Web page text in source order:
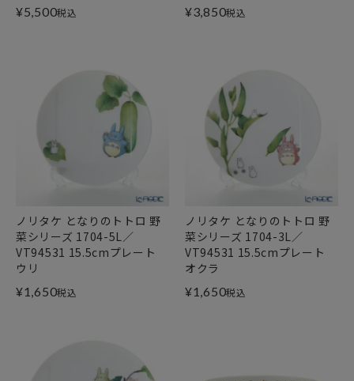
¥5,500税込 ¥3,850税込
ノリタケ となりのトトロ 野
菜シリーズ 1704-5L／
VT94531 15.5cmプレート
ウリ
¥1,650税込
ノリタケ となりのトトロ 野
菜シリーズ 1704-3L／
VT94531 15.5cmプレート
オクラ
¥1,650税込